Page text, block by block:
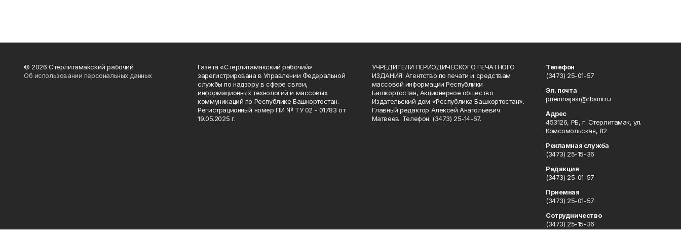
© 2026 Стерлитамакский рабочий
Об использовании персональных данных
Газета «Стерлитамакский рабочий»
зарегистрирована в Управлении Федеральной
службы по надзору в сфере связи,
информационных технологий и массовых
коммуникаций по Республике Башкортостан.
Регистрационный номер ПИ № ТУ 02 - 01783 от
19.05.2025 г.
УЧРЕДИТЕЛИ ПЕРИОДИЧЕСКОГО ПЕЧАТНОГО
ИЗДАНИЯ: Агентство по печати и средствам
массовой информации Республики
Башкортостан, Акционерное общество
Издательский дом «Республика Башкортостан».
Главный редактор Алексей Анатольевич
Матвеев. Телефон: (3473) 25-14-67.
Телефон
(3473) 25-01-57
Эл. почта
priemnajasr@rbsmi.ru
Адрес
453126, РБ, г. Стерлитамак, ул.
Комсомольская, 82
Рекламная служба
(3473) 25-15-36
Редакция
(3473) 25-01-57
Приемная
(3473) 25-01-57
Сотрудничество
(3473) 25-15-36